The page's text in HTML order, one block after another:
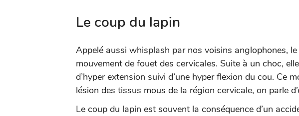
Le coup du lapin
Appelé aussi whisplash par nos voisins anglophones, le
mouvement de fouet des cervicales. Suite à un choc,
d’hyper extension suivi d’une hyper flexion du cou. Ce
lésion des tissus mous de la région cervicale, on parle
Le coup du lapin est souvent la conséquence d’un